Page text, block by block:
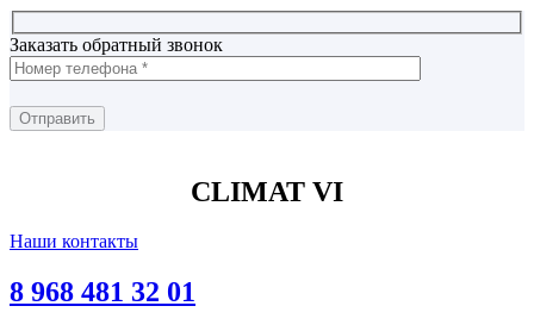
Заказать обратный звонок
CLIMAT VI
Наши контакты
8 968 481 32 01